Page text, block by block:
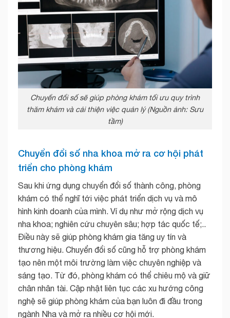
Chuyển đổi số sẽ giúp phòng khám tối ưu quy trình
thăm khám và cải thiện việc quản lý (Nguồn ảnh: Sưu
tầm)
Chuyển đổi số nha khoa mở ra cơ hội phát
triển cho phòng khám
Sau khi ứng dụng chuyển đổi số thành công, phòng
khám có thể nghĩ tới việc phát triển dịch vụ và mô
hình kinh doanh của mình. Ví dụ như mở rộng dịch vụ
nha khoa; nghiên cứu chuyên sâu; hợp tác quốc tế;..
Điều này sẽ giúp phòng khám gia tăng uy tín và
thương hiệu. Chuyển đổi số cũng hỗ trợ phòng khám
tạo nên một môi trường làm việc chuyên nghiệp và
sáng tạo. Từ đó, phòng khám có thể chiêu mộ và giữ
chân nhân tài. Cập nhật liên tục các xu hướng công
nghệ sẽ giúp phòng khám của bạn luôn đi đầu trong
ngành Nha và mở ra nhiều cơ hội mới.